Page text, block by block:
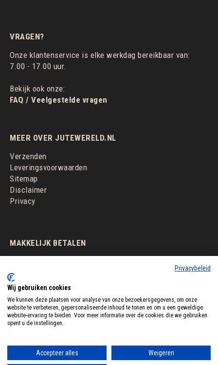
VRAGEN?
Onze klantenservice is elke werkdag bereikbaar van:
7.00 - 17.00 uur.
Bekijk ook onze:
FAQ / Veelgestelde vragen
MEER OVER JUTEWERELD.NL
Verzenden
Leveringsvoorwaarden
Sitemap
Disclaimer
Privacy
MAKKELIJK BETALEN
Privacybeleid
Wij gebruiken cookies
We kunnen deze plaatsen voor analyse van onze bezoekersgegevens, om onze
website te verbeteren, gepersonaliseerde inhoud te tonen en om u een geweldige
website-ervaring te bieden. Voor meer informatie over de cookies die we gebruiken
opent u de instellingen.
Accepteer alles Weigeren